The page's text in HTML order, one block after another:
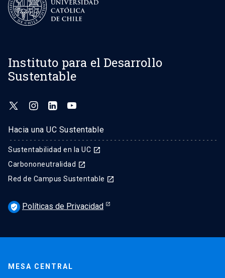
Instituto para el Desarrollo
Sustentable
Hacia una UC Sustentable
Sustentabilidad en la UC launch
Carbononeutralidad launch
Red de Campus Sustentable launch
verified_user Políticas de Privacidad
MESA CENTRAL